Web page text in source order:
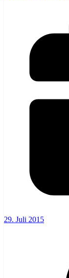
29. Juli 2015